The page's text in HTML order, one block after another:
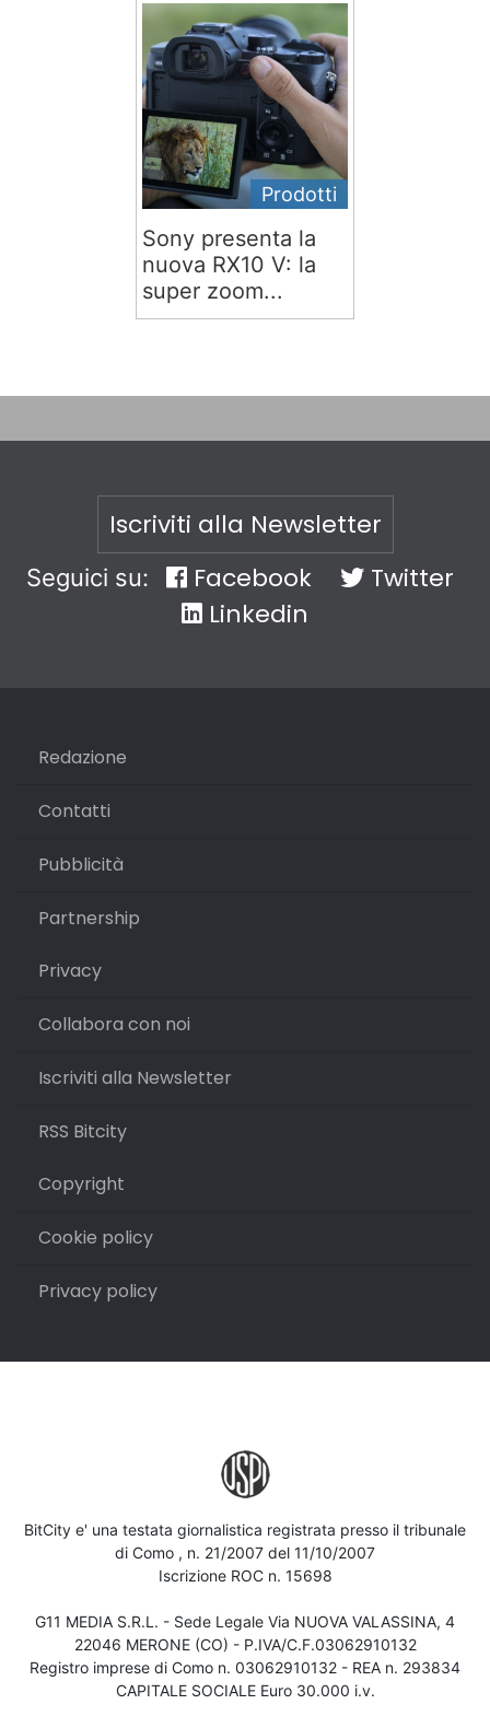
Prodotti
Sony presenta la
nuova RX10 V: la
super zoom...
Iscriviti alla Newsletter
Seguici su: Facebook
Twitter
Linkedin
Redazione
Contatti
Pubblicità
Partnership
Privacy
Collabora con noi
Iscriviti alla Newsletter
RSS Bitcity
Copyright
Cookie policy
Privacy policy
BitCity e' una testata giornalistica registrata presso il tribunale
di Como , n. 21/2007 del 11/10/2007
Iscrizione ROC n. 15698
G11 MEDIA S.R.L. - Sede Legale Via NUOVA VALASSINA, 4
22046 MERONE (CO) - P.IVA/C.F.03062910132
Registro imprese di Como n. 03062910132 - REA n. 293834
CAPITALE SOCIALE Euro 30.000 i.v.